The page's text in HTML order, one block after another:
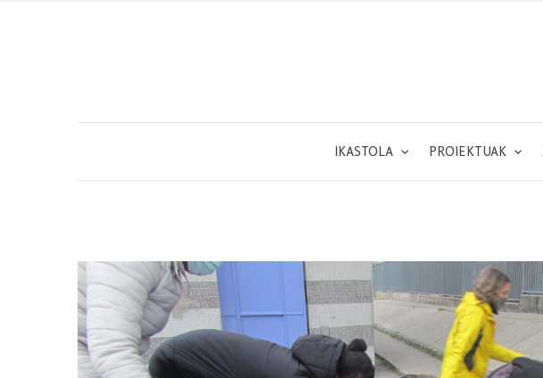
IKASTOLA PROIEKTUAK